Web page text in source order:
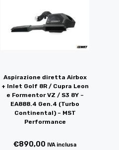
Aspirazione diretta Airbox
+ Inlet Golf 8R / Cupra Leon
e Formentor VZ / S3 8Y –
EA888.4 Gen.4 (Turbo
Continental) – MST
Performance
€890,00 IVA inclusa